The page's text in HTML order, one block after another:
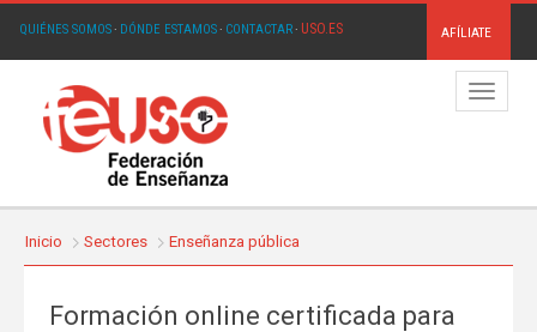
QUIÉNES SOMOS· DÓNDE ESTAMOS· CONTACTAR· USO.ES AFÍLIATE
Menú
Inicio Sectores Enseñanza pública
Formación online certificada para